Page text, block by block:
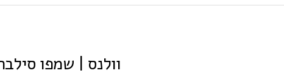
וולנס | שמפו סילבר